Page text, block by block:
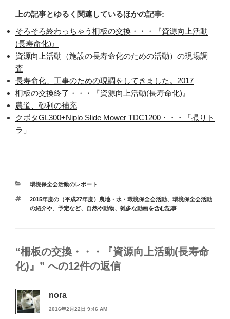
上の記事とゆるく関連しているほかの記事:
そろそろ終わっちゃう柵板の交換・・・『資源向上活動
(長寿命化)』
資源向上活動（施設の長寿命化のための活動）の現場調
査
長寿命化、工事のための現調をしてきました。2017
柵板の交換終了・・・『資源向上活動(長寿命化)』
農道、砂利の補充
クボタGL300+Niplo Slide Mower TDC1200・・・「撮りト
ラ」
カ
ゴ
リ
環境保全会活動のレポート
タ
グ
2015年度の（平成27年度）農地・水・環境保全会活動、 環境保全会活動
の紹介や、予定など、 自然や動物、雑多な動画を含む記事
“柵板の交換・・・『資源向上活動(長寿命
化)』” への12件の返信
nora
2016年2月22日 9:46 AM